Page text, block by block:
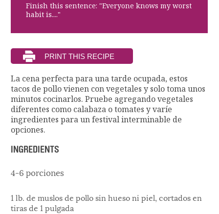
Finish this sentence: "Everyone knows my worst
habit is...."
La cena perfecta para una tarde ocupada, estos
tacos de pollo vienen con vegetales y solo toma unos
minutos cocinarlos. Pruebe agregando vegetales
diferentes como calabaza o tomates y varíe
ingredientes para un festival interminable de
opciones.
INGREDIENTS
4-6 porciones
1 lb. de muslos de pollo sin hueso ni piel, cortados en
tiras de 1 pulgada